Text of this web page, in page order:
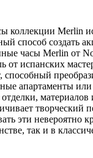
коллекции Merlin
способ создать
часы Merlin от
от испанских
способный
апартаменты
материалов
творческий
эти невероятно
так и в